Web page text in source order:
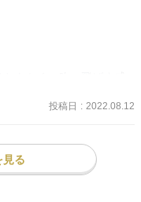
い音じゃなく「ドッ
なんだけども）でも後
まいましたが、相変わ
投稿日 : 2022.08.12
見る